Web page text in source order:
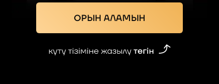
ОРЫН АЛАМЫН